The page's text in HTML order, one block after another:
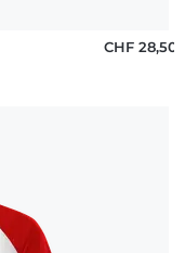
CHF 28,50